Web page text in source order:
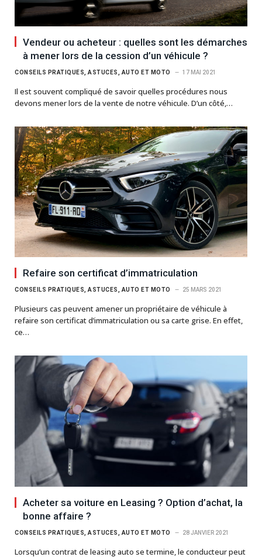
Vendeur ou acheteur : quelles sont les démarches
à mener lors de la cession d’un véhicule ?
CONSEILS PRATIQUES, ASTUCES, AUTO ET MOTO 17 MAI 2021
Il est souvent compliqué de savoir quelles procédures nous
devons mener lors de la vente de notre véhicule. D’un côté,…
Refaire son certificat d’immatriculation
CONSEILS PRATIQUES, ASTUCES, AUTO ET MOTO 25 MARS 2021
Plusieurs cas peuvent amener un propriétaire de véhicule à
refaire son certificat d’immatriculation ou sa carte grise. En effet,
ce…
Acheter sa voiture en Leasing ? Option d’achat, la
bonne affaire ?
CONSEILS PRATIQUES, ASTUCES, AUTO ET MOTO 28 JANVIER 2021
Lorsqu’un contrat de leasing auto se termine, le conducteur peut